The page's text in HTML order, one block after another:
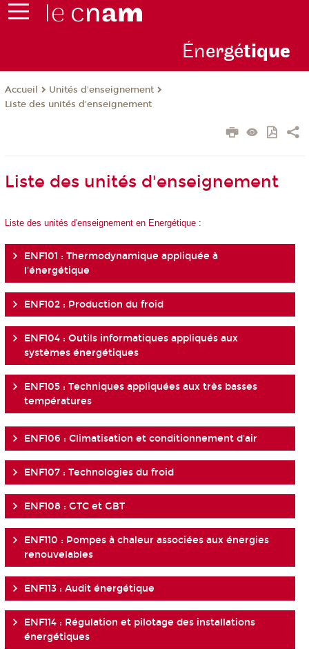
Énergétique
Accueil
Unités d'enseignement
Liste des unités d'enseignement
Liste des unités d'enseignement
Liste des unités d'enseignement en Energétique :
ENF101 : Thermodynamique appliquée à
l'énergétique
ENF102 : Production du froid
ENF104 : Outils informatiques appliqués aux
systèmes énergétiques
ENF105 : Techniques appliquées aux très basses
températures
ENF106 : Climatisation et conditionnement d'air
ENF107 : Technologies du froid
ENF108 : GTC et GBT
ENF110 : Pompes à chaleur associées aux énergies
renouvelables
ENF113 : Audit énergétique
ENF114 : Régulation et pilotage des installations
énergétiques